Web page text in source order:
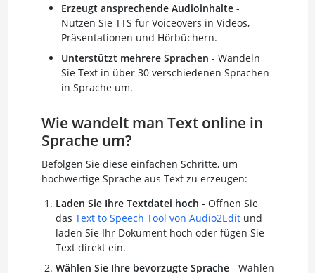
Erzeugt ansprechende Audioinhalte-
Nutzen Sie TTS für Voiceovers in Videos,
Präsentationen und Hörbüchern.
Unterstützt mehrere Sprachen - Wandeln
Sie Text in über 30 verschiedenen Sprachen
in Sprache um.
Wie wandelt man Text online in
Sprache um?
Befolgen Sie diese einfachen Schritte, um
hochwertige Sprache aus Text zu erzeugen:
Laden Sie Ihre Textdatei hoch - Öffnen Sie
das Text to Speech Tool von Audio2Editund
laden Sie Ihr Dokument hoch oder fügen Sie
Text direkt ein.
Wählen Sie Ihre bevorzugte Sprache- Wählen